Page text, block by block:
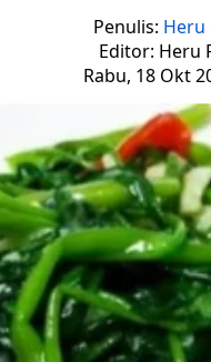
Penulis: Heru
Editor: Heru
Rabu, 18 Okt